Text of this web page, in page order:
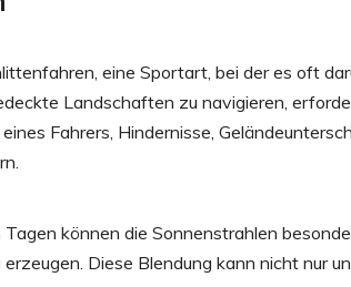
eine Sportart, bei der es oft
Landschaften zu navigieren,
Fahrers, Hindernisse,
Tagen können die Sonnenstrahlen
erzeugen. Diese Blendung kann nicht nur